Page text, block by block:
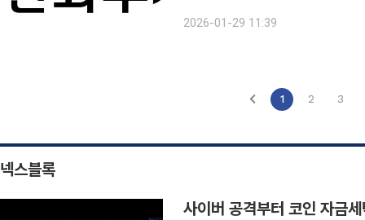
앞서 한화투자증권은 21일 세계경제
2026-01-29 11:39
1 2 3
넥스블록
사이버 공격부터 코인 자금